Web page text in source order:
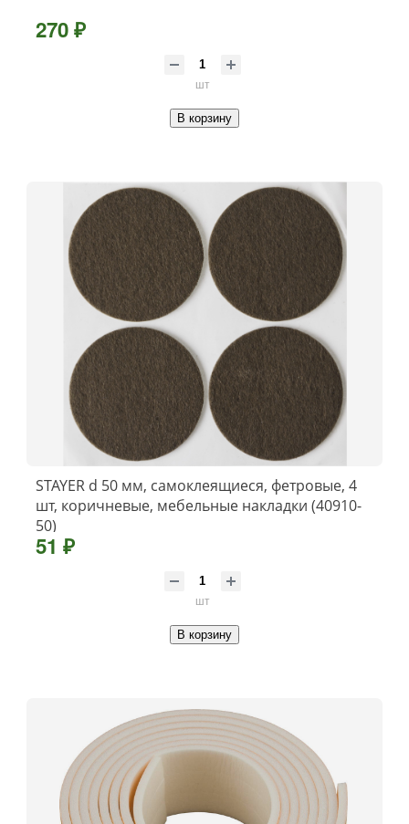
270 ₽
шт
В корзину
STAYER d 50 мм, самоклеящиеся, фетровые, 4
шт, коричневые, мебельные накладки (40910-
50)
51 ₽
шт
В корзину